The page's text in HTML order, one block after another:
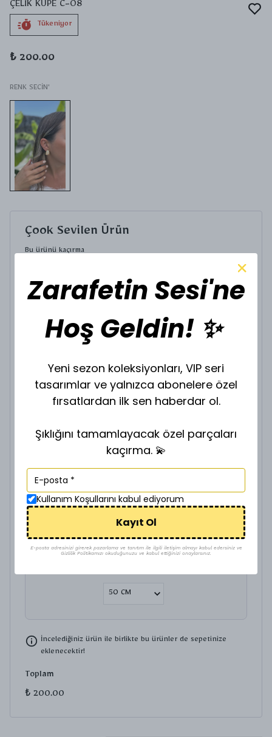
ÇELİK KÜPE C-08
Tükeniyor
₺ 200.00
RENK SECİN'
Çook Sevilen Ürün
Bu ürünü kaçırma
VİP GOLD KOLYE K-67
KOLYE UCU SEÇİNİZ.
₺ 200.00
ZİNCİR BOY SEÇİNİZ.
VİP GOLD ZİNCİR Z-901640
₺ 280.00
İncelediğiniz ürün ile birlikte bu ürünler de sepetinize
eklenecektir!
Toplam
₺ 200.00
Zarafetin Sesi'ne
Hoş Geldin! ✨
Yeni sezon koleksiyonları, VIP seri
tasarımlar ve yalnızca abonelere özel
fırsatlardan ilk sen haberdar ol.
Şıklığını tamamlayacak özel parçaları
kaçırma. 💫
Kullanım Koşullarını kabul ediyorum
Kayıt Ol
E-posta adresinizi girerek pazarlama ve tanıtım ile ilgili iletişim almayı kabul edersiniz ve
Gizlilik Politikamızı okuduğunuzu ve kabul ettiğinizi onaylarsınız.